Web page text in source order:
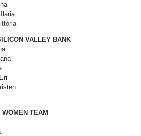
VALLEY BANK
WOMEN TEAM